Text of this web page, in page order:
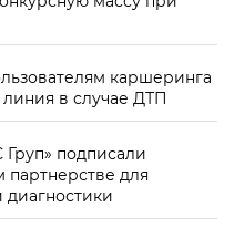
каршеринга
линия в случае ДТП
подписали
партнерстве для